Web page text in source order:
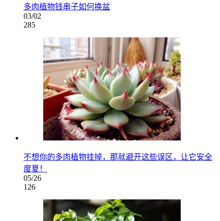
多肉植物钱串子如何换盆
03/02
285
不想你的多肉植物挂掉，那就避开这些误区，让它安全
度夏！
05/26
126